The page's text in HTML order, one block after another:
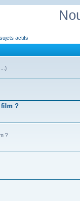
actifs
film ?
?